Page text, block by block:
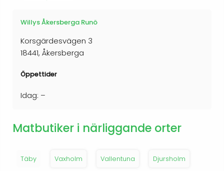
Willys Åkersberga Runö
Korsgärdesvägen 3
18441, Åkersberga
Öppettider
Idag: –
Matbutiker i närliggande orter
Täby Vaxholm Vallentuna Djursholm